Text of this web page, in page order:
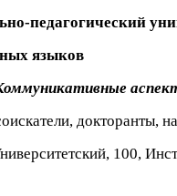
педагогический
языков
докторанты,
100,